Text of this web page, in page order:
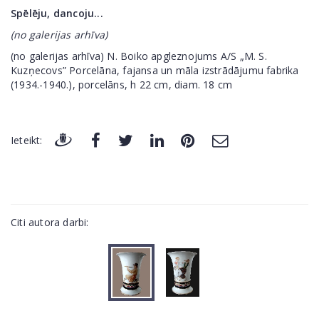
Spēlēju, dancoju...
(no galerijas arhīva)
(no galerijas arhīva) N. Boiko apgleznojums A/S „M. S.
Kuzņecovs” Porcelāna, fajansa un māla izstrādājumu fabrika
(1934.-1940.), porcelāns, h 22 cm, diam. 18 cm
Ieteikt:
Citi autora darbi: